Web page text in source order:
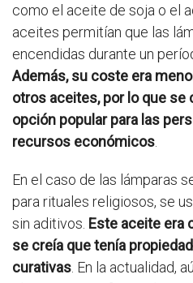
como el aceite de soja o el
aceites permitían que las
encendidas durante un
Además, su coste era
otros aceites, por lo que se
opción popular para las
recursos económicos
En el caso de las lámparas
para rituales religiosos, se
sin aditivos. Este aceite era
se creía que tenía
curativas . En la actualidad,